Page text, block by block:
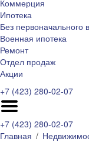
Коммерция
Ипотека
Без первоначального
Военная ипотека
Ремонт
Отдел продаж
Акции
+7 (423) 280-02-07
+7 (423) 280-02-07
Главная